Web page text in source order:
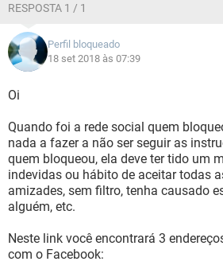
RESPOSTA 1 / 1
Perfil bloqueado
18 set 2018 às 07:39
Oi
Quando foi a rede social quem
nada a fazer a não ser seguir as
quem bloqueou, ela deve ter tido um
indevidas ou hábito de aceitar todas
amizades, sem filtro, tenha causado
alguém, etc.
Neste link você encontrará 3
com o Facebook: